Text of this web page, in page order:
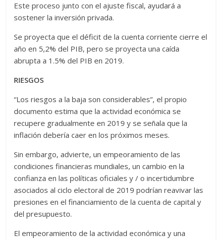
Este proceso junto con el ajuste fiscal, ayudará a
sostener la inversión privada.
Se proyecta que el déficit de la cuenta corriente cierre el
año en 5,2% del PIB, pero se proyecta una caída
abrupta a 1.5% del PIB en 2019.
RIESGOS
“Los riesgos a la baja son considerables”, el propio
documento estima que la actividad económica se
recupere gradualmente en 2019 y se señala que la
inflación debería caer en los próximos meses.
Sin embargo, advierte, un empeoramiento de las
condiciones financieras mundiales, un cambio en la
confianza en las políticas oficiales y / o incertidumbre
asociados al ciclo electoral de 2019 podrían reavivar las
presiones en el financiamiento de la cuenta de capital y
del presupuesto.
El empeoramiento de la actividad económica y una